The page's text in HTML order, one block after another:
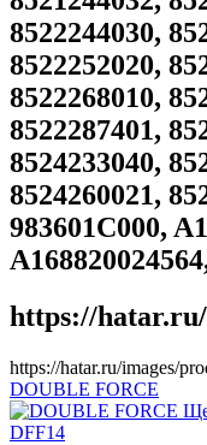
8522244030,
8522252020,
8522268010,
8522287401,
8524233040,
8524260021,
983601C000,
https://hatar.ru/
https://hatar.ru/images/
DOUBLE FORCE